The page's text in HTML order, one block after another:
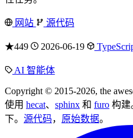
网站 源代码
★449 2026-06-19
AI 智能体
Copyright © 2015-2026, the
使用 hecat、 sphinx 和 furo 构建
下。 源代码， 原始数据。